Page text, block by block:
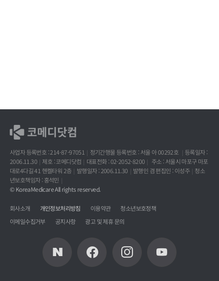
사업자 등록번호 : 214-87-97051 정기간행물 등록번호 : 서울 아 00292호
등록일자 :
2006.11.30
제호 : 코메디닷컴 대표전화 : 02-2052-8200
주소 : 서울시 마포구 마포
대로4다길 41 헨켈타워 2층
발행일자 : 2006.11.30 발행인 겸 편집인 : 이성주
청소
년보호책임자 : 홍석민
© KoreaMedicare All rights reserved.
회사소개 개인정보처리방침 이용약관
청소년보호정책
이메일수집거부
공지사항 광고 및 제휴 문의